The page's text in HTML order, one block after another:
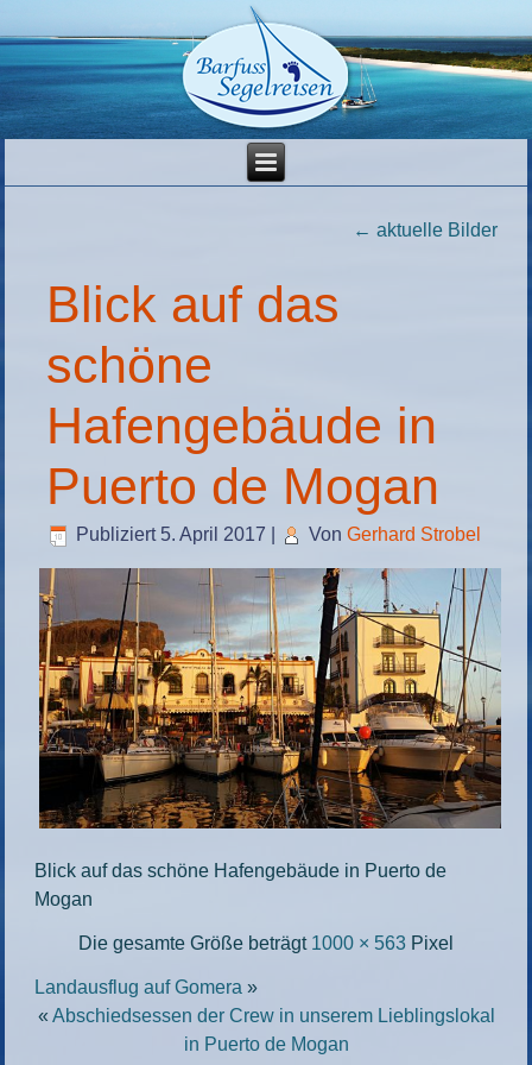
← aktuelle Bilder
Blick auf das
schöne
Hafengebäude in
Puerto de Mogan
Publiziert 5. April 2017 Von Gerhard Strobel
Blick auf das schöne Hafengebäude in Puerto de
Mogan
Die gesamte Größe beträgt 1000 × 563 Pixel
Landausflug auf Gomera »
« Abschiedsessen der Crew in unserem Lieblingslokal
in Puerto de Mogan